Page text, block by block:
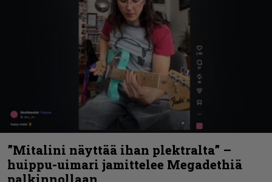
”Mitalini näyttää ihan plektralta” –
huippu-uimari jamittelee Megadethiä